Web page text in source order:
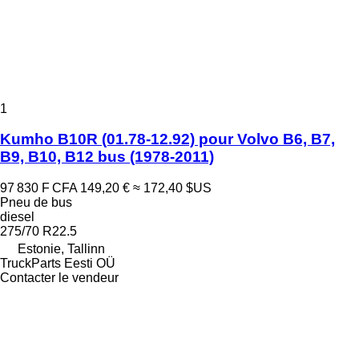
1
Kumho B10R (01.78-12.92) pour Volvo B6, B7,
B9, B10, B12 bus (1978-2011)
97 830 F CFA 149,20 € ≈ 172,40 $US
Pneu de bus
diesel
275/70 R22.5
Estonie, Tallinn
TruckParts Eesti OÜ
Contacter le vendeur